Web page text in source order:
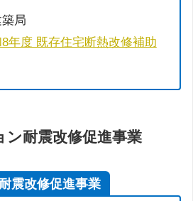
局
年度 既存住宅断熱改修補助
ン耐震改修促進事業
震改修促進事業